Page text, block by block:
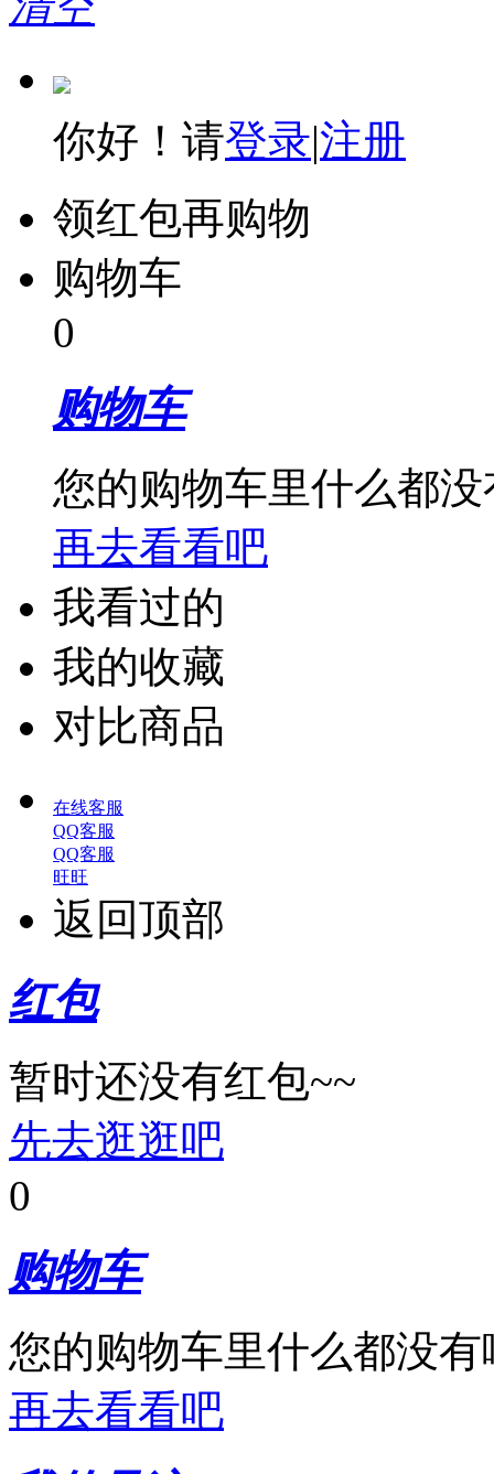
你好！请登录|注册
领红包再购物
购物车
0
购物车
您的购物车里什么都没
再去看看吧
我看过的
我的收藏
对比商品
在线客服
QQ客服
QQ客服
旺旺
返回顶部
红包
暂时还没有红包~~
先去逛逛吧
0
购物车
您的购物车里什么都没有
再去看看吧